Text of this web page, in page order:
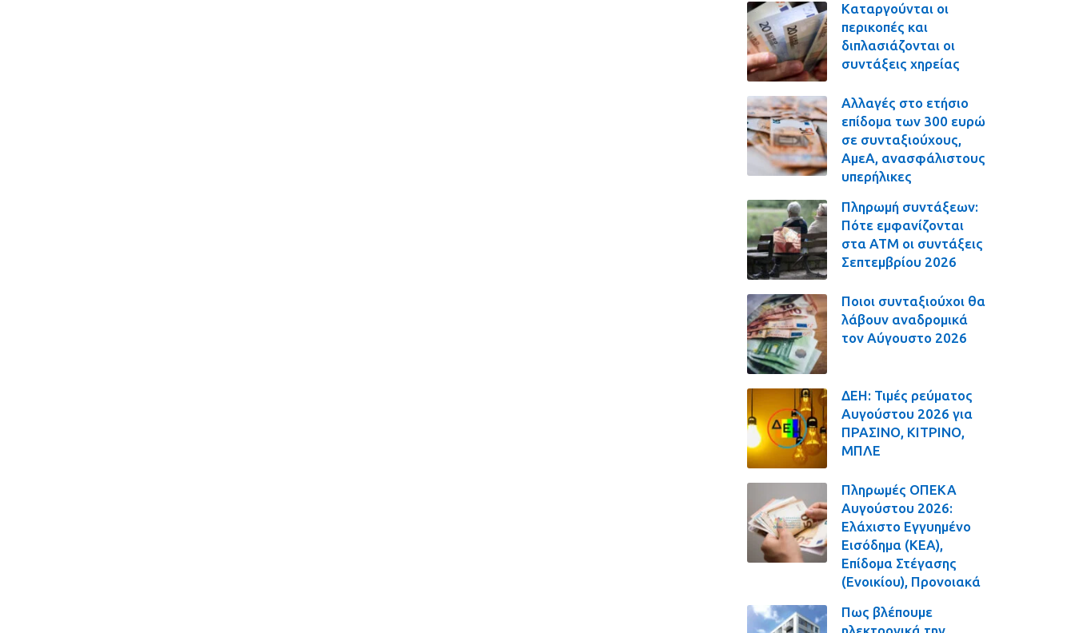
Καταργούνται οι
περικοπές και
διπλασιάζονται οι
συντάξεις χηρείας
Αλλαγές στο ετήσιο
επίδομα των 300 ευρώ
σε συνταξιούχους,
ΑμεΑ, ανασφάλιστους
υπερήλικες
Πληρωμή συντάξεων:
Πότε εμφανίζονται
στα ΑΤΜ οι συντάξεις
Σεπτεμβρίου 2026
Ποιοι συνταξιούχοι θα
λάβουν αναδρομικά
τον Αύγουστο 2026
ΔΕΗ: Τιμές ρεύματος
Αυγούστου 2026 για
ΠΡΑΣΙΝΟ, ΚΙΤΡΙΝΟ,
ΜΠΛΕ
Πληρωμές ΟΠΕΚΑ
Αυγούστου 2026:
Ελάχιστο Εγγυημένο
Εισόδημα (ΚΕΑ),
Επίδομα Στέγασης
(Ενοικίου), Προνοιακά
Πως βλέπουμε